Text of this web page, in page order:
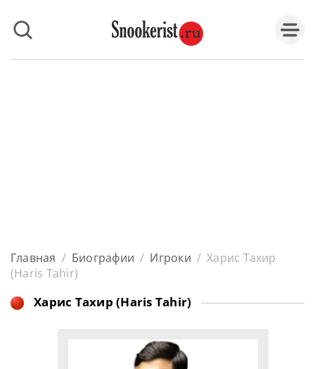
Главная / Биографии / Игроки / Харис Тахир
(Haris Tahir)
Харис Тахир (Haris Tahir)